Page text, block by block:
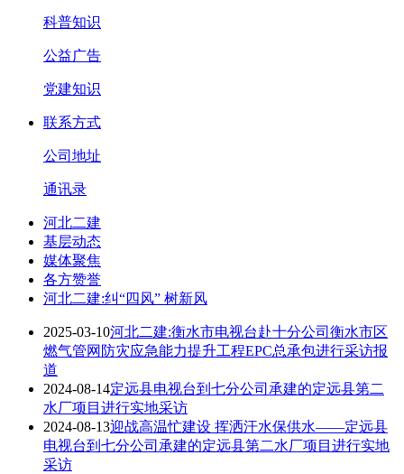
科普知识
公益广告
党建知识
联系方式
公司地址
通讯录
河北二建
基层动态
媒体聚焦
各方赞誉
河北二建:纠“四风” 树新风
2025-03-10河北二建:衡水市电视台赴十分公司衡水市区
燃气管网防灾应急能力提升工程EPC总承包进行采访报
道
2024-08-14定远县电视台到七分公司承建的定远县第二
水厂项目进行实地采访
2024-08-13迎战高温忙建设 挥洒汗水保供水——定远县
电视台到七分公司承建的定远县第二水厂项目进行实地
采访